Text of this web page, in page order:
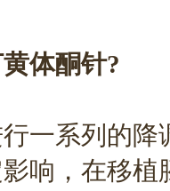
体酮针?
系列的降
响，在移